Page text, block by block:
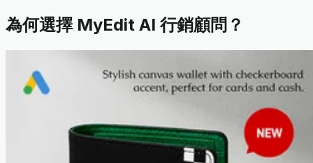
為何選擇 MyEdit AI 行銷顧問？